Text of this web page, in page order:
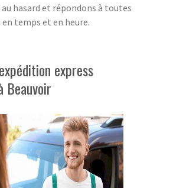
hasard et répondons à toutes
temps et en heure.
express